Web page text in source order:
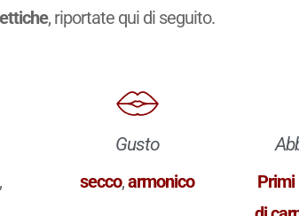
, riportate qui di seguito.
,
Gusto
secco,armonico
Primi